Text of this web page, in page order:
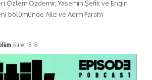
Özlem Özdemir, Yasemin Şefik ve Engin
bölümünde Aile ve Adım Farah'ı
Süre: 18:18